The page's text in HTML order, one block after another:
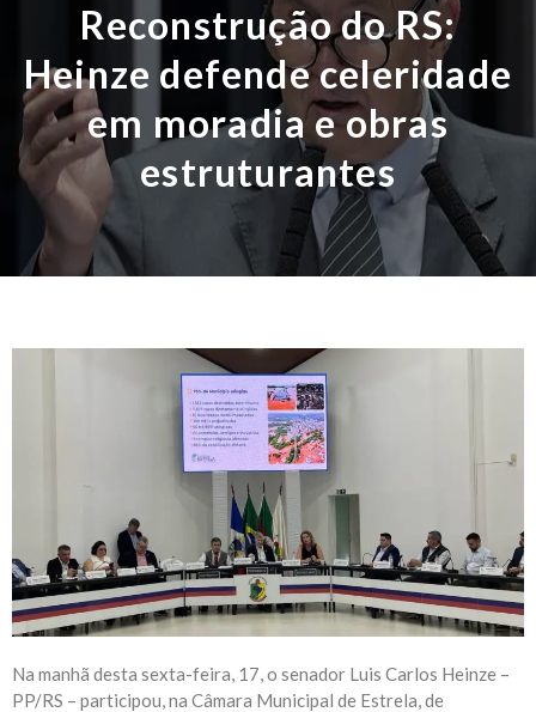
Reconstrução do RS:
Heinze defende celeridade
em moradia e obras
estruturantes
Na manhã desta sexta-feira, 17, o senador Luis Carlos Heinze –
PP/RS – participou, na Câmara Municipal de Estrela, de